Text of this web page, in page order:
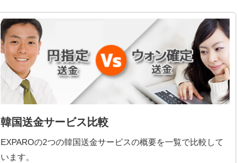
韓国送金サービス比較
EXPAROの2つの韓国送金サービスの概要を一覧で比較して
います。